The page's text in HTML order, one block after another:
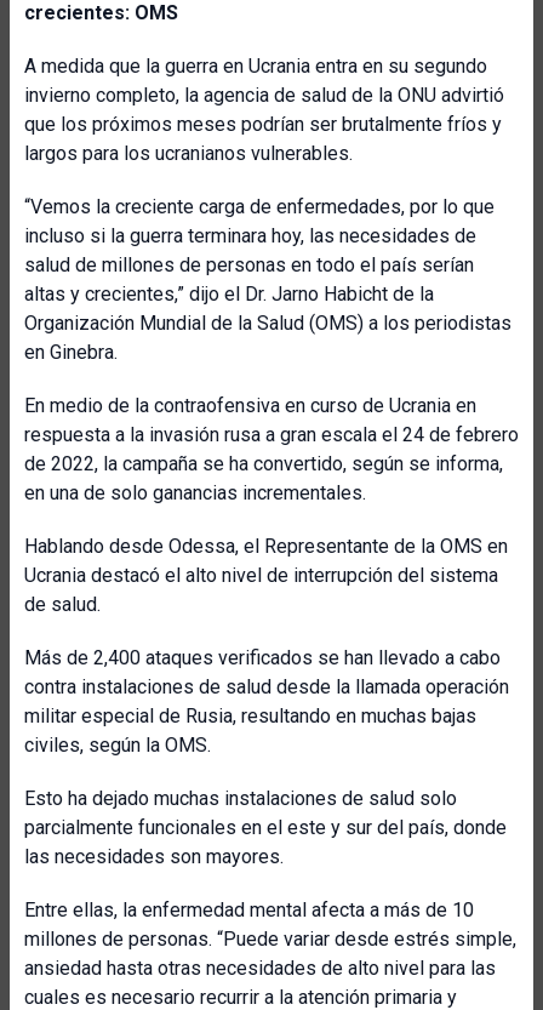
crecientes: OMS
A medida que la guerra en Ucrania entra en su segundo
invierno completo, la agencia de salud de la ONU advirtió
que los próximos meses podrían ser brutalmente fríos y
largos para los ucranianos vulnerables.
“Vemos la creciente carga de enfermedades, por lo que
incluso si la guerra terminara hoy, las necesidades de
salud de millones de personas en todo el país serían
altas y crecientes,” dijo el Dr. Jarno Habicht de la
Organización Mundial de la Salud (OMS) a los periodistas
en Ginebra.
En medio de la contraofensiva en curso de Ucrania en
respuesta a la invasión rusa a gran escala el 24 de febrero
de 2022, la campaña se ha convertido, según se informa,
en una de solo ganancias incrementales.
Hablando desde Odessa, el Representante de la OMS en
Ucrania destacó el alto nivel de interrupción del sistema
de salud.
Más de 2,400 ataques verificados se han llevado a cabo
contra instalaciones de salud desde la llamada operación
militar especial de Rusia, resultando en muchas bajas
civiles, según la OMS.
Esto ha dejado muchas instalaciones de salud solo
parcialmente funcionales en el este y sur del país, donde
las necesidades son mayores.
Entre ellas, la enfermedad mental afecta a más de 10
millones de personas. “Puede variar desde estrés simple,
ansiedad hasta otras necesidades de alto nivel para las
cuales es necesario recurrir a la atención primaria y